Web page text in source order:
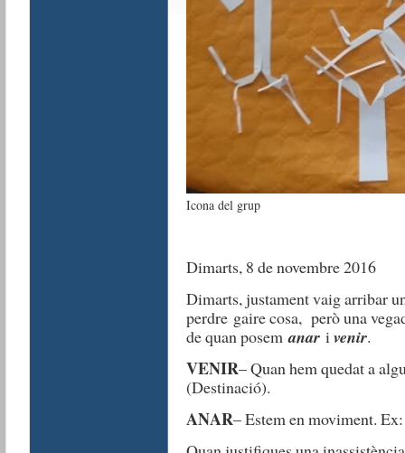
Icona del grup
Dimarts, 8 de novembre 2016
Dimarts, justament vaig arribar
perdre gaire cosa, però una
de quan posemanar ivenir.
VENIR– Quan hem quedat a
(Destinació).
ANAR– Estem en moviment. Ex: